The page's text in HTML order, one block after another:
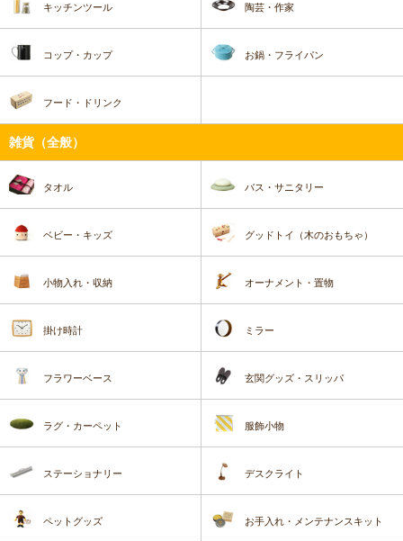
キッチンツール 陶芸・作家
コップ・カップ お鍋・フライパン
フード・ドリンク
雑貨（全般）
タオル バス・サニタリー
ベビー・キッズ グッドトイ（木のおもちゃ）
小物入れ・収納 オーナメント・置物
掛け時計 ミラー
フラワーベース 玄関グッズ・スリッパ
ラグ・カーペット 服飾小物
ステーショナリー デスクライト
ペットグッズ お手入れ・メンテナンスキット